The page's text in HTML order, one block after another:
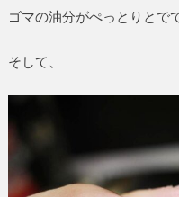
ゴマの油分がぺっとりとで
そして、